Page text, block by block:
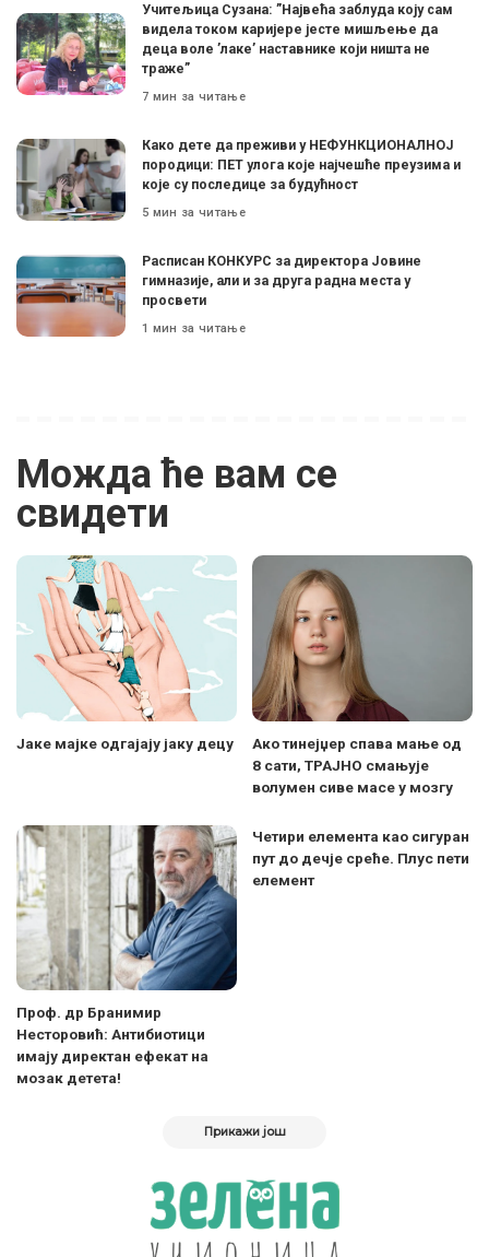
Учитељица Сузана: ”Највећа заблуда коју сам
видела током каријере јесте мишљење да
деца воле ’лаке’ наставнике који ништа не
траже”
7 мин за читање
Како дете да преживи у НЕФУНКЦИОНАЛНОЈ
породици: ПЕТ улога које најчешће преузима и
које су последице за будућност
5 мин за читање
Расписан КОНКУРС за директора Јовине
гимназије, али и за друга радна места у
просвети
1 мин за читање
Можда ће вам се
свидети
Јаке мајке одгајају јаку децу
Ако тинејџер спава мање од
8 сати, ТРАЈНО смањује
волумен сиве масе у мозгу
Проф. др Бранимир
Несторовић: Антибиотици
имају директан ефекат на
мозак детета!
Четири елемента као сигуран
пут до дечје среће. Плус пети
елемент
Прикажи још